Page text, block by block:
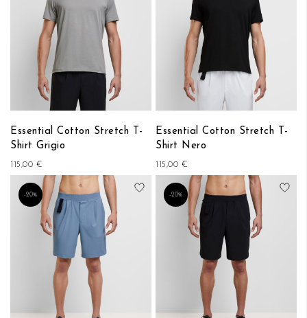
Essential Cotton Stretch T-
Shirt Grigio
115,00 €
Essential Cotton Stretch T-
Shirt Nero
115,00 €
-20%
Aggiungi alla lista desideri
-20%